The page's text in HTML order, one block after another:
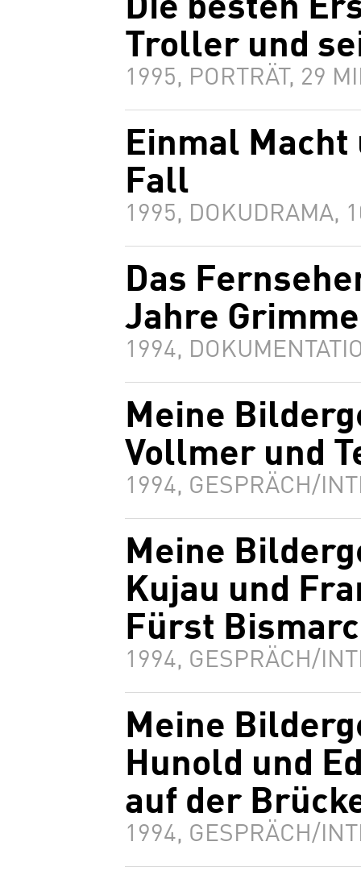
Die besten
Troller und
1995, PORTRÄT, 29
Einmal
Fall
1995, DOKUDRAMA,
Das
Jahre
1994,
Meine
Vollmer und
1994, GESPRÄCH/
Meine
Kujau und
Fürst
1994, GESPRÄCH/
Meine
Hunold und
auf der
1994, GESPRÄCH/